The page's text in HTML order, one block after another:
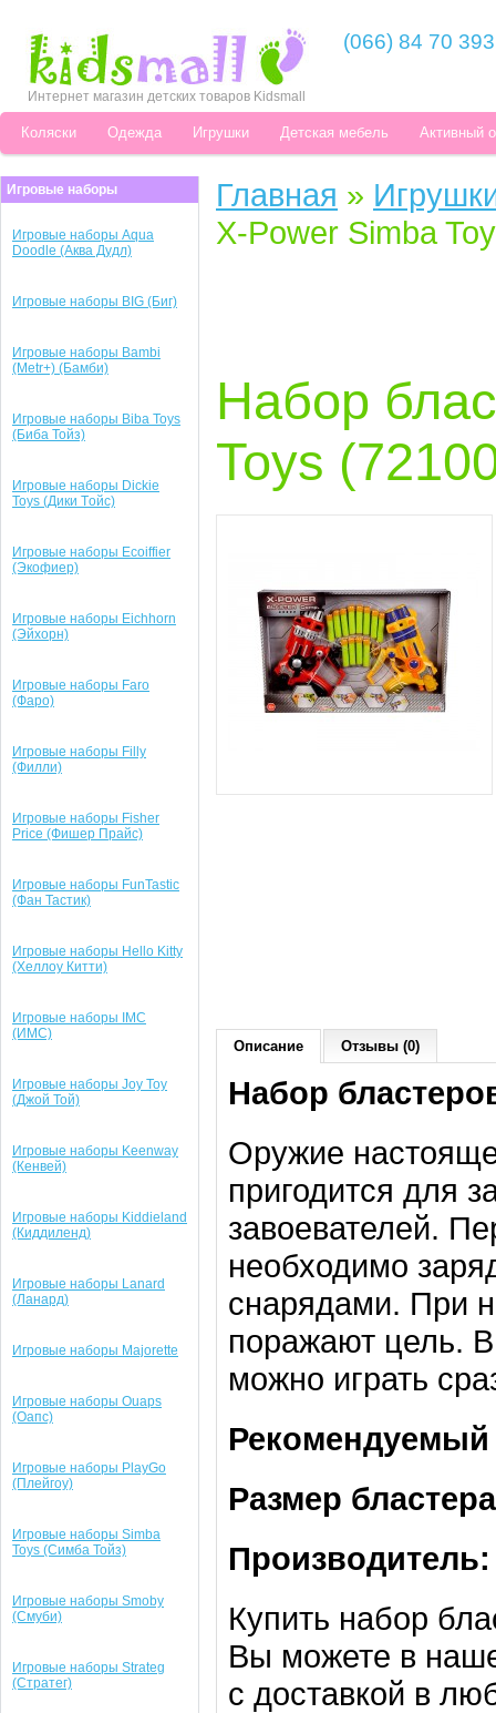
Интернет магазин детских товаров Kidsmall
(066) 84 70 393
Коляски Одежда Игрушки Детская мебель Активный
Игровые наборы
Игровые наборы Aqua
Doodle (Аква Дудл)
Игровые наборы BIG (Биг)
Игровые наборы Bambi
(Metr+) (Бамби)
Игровые наборы Biba Toys
(Биба Тойз)
Игровые наборы Dickie
Toys (Дики Tойс)
Игровые наборы Ecoiffier
(Экофиер)
Игровые наборы Eichhorn
(Эйхорн)
Игровые наборы Faro
(Фаро)
Игровые наборы Filly
(Филли)
Игровые наборы Fisher
Price (Фишер Прайс)
Игровые наборы FunTastic
(Фан Тастик)
Игровые наборы Hello Kitty
(Хеллоу Китти)
Игровые наборы IMC
(ИМС)
Игровые наборы Joy Toy
(Джой Той)
Игровые наборы Keenway
(Кенвей)
Игровые наборы Kiddieland
(Киддиленд)
Игровые наборы Lanard
(Ланард)
Игровые наборы Majorette
Игровые наборы Ouaps
(Оапс)
Игровые наборы PlayGo
(Плейгоу)
Игровые наборы Simba
Toys (Симба Тойз)
Игровые наборы Smoby
(Смуби)
Игровые наборы Strateg
(Стратег)
Главная »
X-Power Simba
Набор
Toys
Описание Отзывы (0)
Набор
Оружие
пригодится для
завоевателей.
необходимо
снарядами. При
поражают цель.
можно играть
Размер
Купить набор
Вы можете в
с доставкой в